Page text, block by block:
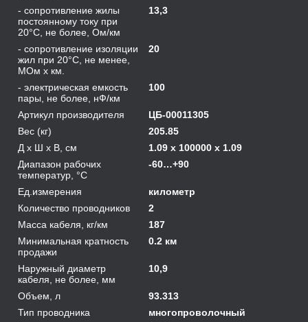
- сопротивление жилы
постоянному току при
20°С, не более, Ом/км
13,3
- сопротивление изоляции
жил при 20°C, не менее,
МОм х км.
20
- электрическая емкость
пары, не более, нФ/км
100
Артикул производителя
ЦБ-00011305
Вес (кг)
205.85
Д х Ш х В, см
1.09 x 100000 x 1.09
Диапазон рабочих
температур, °С
-60…+90
Ед.измерения
километр
Количество проводников
2
Масса кабеля, кг/км
187
Минимальная кратность
продажи
0.2 км
Наружный диаметр
кабеля, не более, мм
10,9
Объем, л
93.313
Тип проводника
многопроволочный